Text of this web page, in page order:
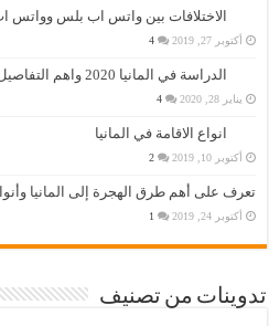
الاختلافات بين واتس اب بلس وواتس
أكتوبر 27, 2019 4
الدراسة في المانيا 2020 واهم التفاصيل عنها
يناير 28, 2020 4
انواع الاقامة في المانيا
أكتوبر 10, 2019 2
تعرف على أهم طرق الهجرة إلى المانيا
أكتوبر 24, 2019 1
تدوينات من تصنيف